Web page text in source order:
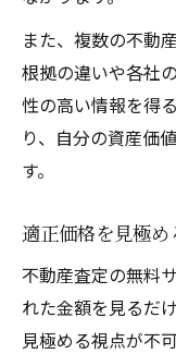
また、複数の不動
根拠の違いや各社
性の高い情報を得
り、自分の資産価
す。
適正価格を見極
不動産査定の無料
れた金額を見るだ
見極める視点が不